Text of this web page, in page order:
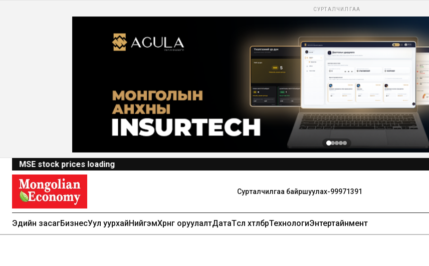
СУРТАЛЧИЛГАА
MSE stock prices loading
Эдийн засагБизнесУул уурхайНийгэмХөрөнгө оруулалтДатаТөсөл хөтөлбөрТехнологиЭнтертайнмент